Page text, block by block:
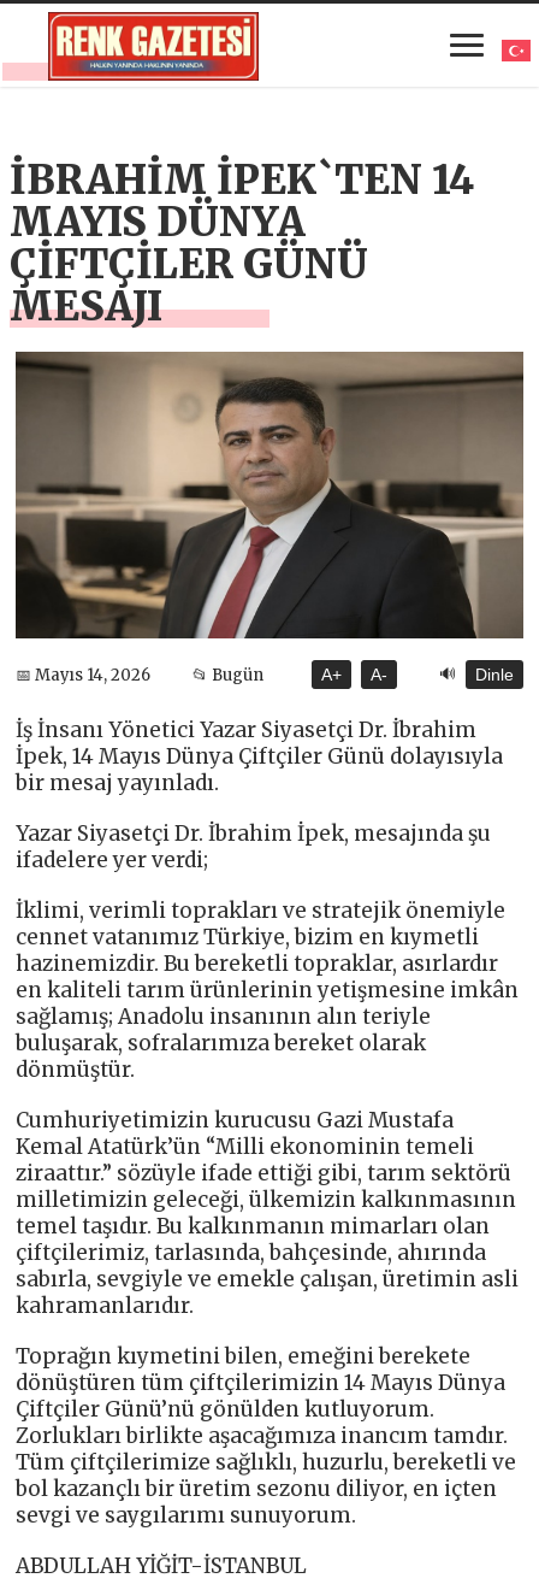
İBRAHİM İPEK`TEN 14
MAYIS DÜNYA
ÇİFTÇİLER GÜNÜ
MESAJI
📅 Mayıs 14, 2026 📂 Bugün A+ A- 🔊 Dinle
İş İnsanı Yönetici Yazar Siyasetçi Dr. İbrahim
İpek, 14 Mayıs Dünya Çiftçiler Günü dolayısıyla
bir mesaj yayınladı.
Yazar Siyasetçi Dr. İbrahim İpek, mesajında şu
ifadelere yer verdi;
İklimi, verimli toprakları ve stratejik önemiyle
cennet vatanımız Türkiye, bizim en kıymetli
hazinemizdir. Bu bereketli topraklar, asırlardır
en kaliteli tarım ürünlerinin yetişmesine imkân
sağlamış; Anadolu insanının alın teriyle
buluşarak, sofralarımıza bereket olarak
dönmüştür.
Cumhuriyetimizin kurucusu Gazi Mustafa
Kemal Atatürk’ün “Milli ekonominin temeli
ziraattır.” sözüyle ifade ettiği gibi, tarım sektörü
milletimizin geleceği, ülkemizin kalkınmasının
temel taşıdır. Bu kalkınmanın mimarları olan
çiftçilerimiz, tarlasında, bahçesinde, ahırında
sabırla, sevgiyle ve emekle çalışan, üretimin asli
kahramanlarıdır.
Toprağın kıymetini bilen, emeğini berekete
dönüştüren tüm çiftçilerimizin 14 Mayıs Dünya
Çiftçiler Günü’nü gönülden kutluyorum.
Zorlukları birlikte aşacağımıza inancım tamdır.
Tüm çiftçilerimize sağlıklı, huzurlu, bereketli ve
bol kazançlı bir üretim sezonu diliyor, en içten
sevgi ve saygılarımı sunuyorum.
ABDULLAH YİĞİT-İSTANBUL